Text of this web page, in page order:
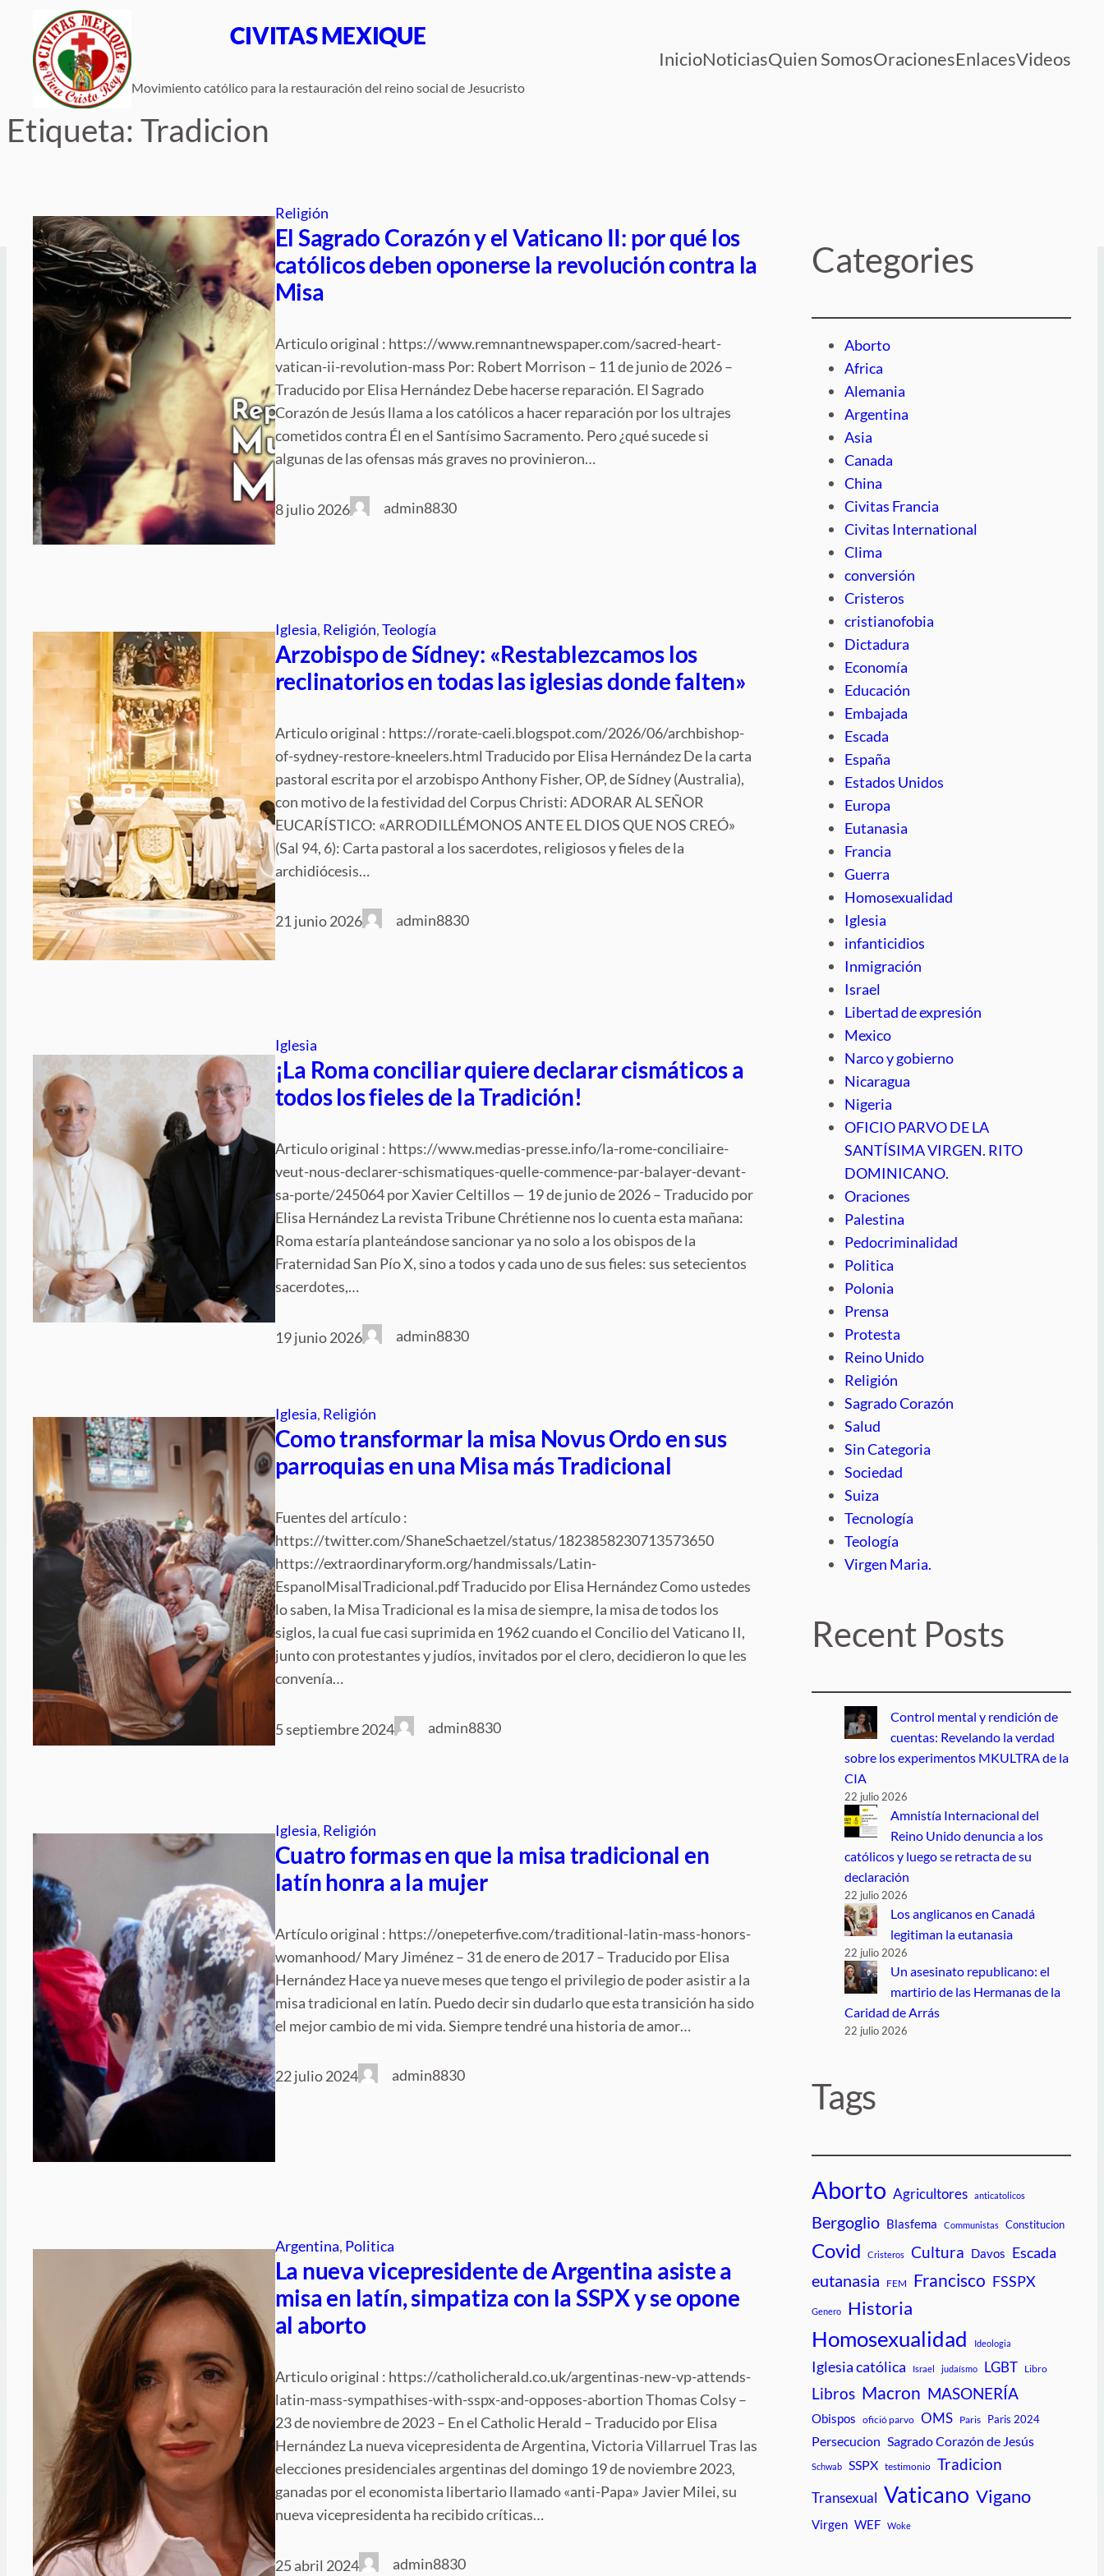
contenido
CIVITAS MEXIQUE
Movimiento católico para la restauración del reino social de Jesucristo
InicioNoticiasQuien SomosOracionesEnlacesVideos
Etiqueta: Tradicion
Religión
El Sagrado Corazón y el Vaticano II: por qué los
católicos deben oponerse la revolución contra la
Misa
Articulo original : https://www.remnantnewspaper.com/sacred-heart-
vatican-ii-revolution-mass Por: Robert Morrison – 11 de junio de 2026 –
Traducido por Elisa Hernández Debe hacerse reparación. El Sagrado
Corazón de Jesús llama a los católicos a hacer reparación por los ultrajes
cometidos contra Él en el Santísimo Sacramento. Pero ¿qué sucede si
algunas de las ofensas más graves no provinieron…
8 julio 2026 admin8830
Iglesia, Religión, Teología
Arzobispo de Sídney: «Restablezcamos los
reclinatorios en todas las iglesias donde falten»
Articulo original : https://rorate-caeli.blogspot.com/2026/06/archbishop-
of-sydney-restore-kneelers.html Traducido por Elisa Hernández De la carta
pastoral escrita por el arzobispo Anthony Fisher, OP, de Sídney (Australia),
con motivo de la festividad del Corpus Christi: ADORAR AL SEÑOR
EUCARÍSTICO: «ARRODILLÉMONOS ANTE EL DIOS QUE NOS CREÓ»
(Sal 94, 6): Carta pastoral a los sacerdotes, religiosos y fieles de la
archidiócesis…
21 junio 2026 admin8830
Iglesia
¡La Roma conciliar quiere declarar cismáticos a
todos los fieles de la Tradición!
Articulo original : https://www.medias-presse.info/la-rome-conciliaire-
veut-nous-declarer-schismatiques-quelle-commence-par-balayer-devant-
sa-porte/245064 por Xavier Celtillos — 19 de junio de 2026 – Traducido por
Elisa Hernández La revista Tribune Chrétienne nos lo cuenta esta mañana:
Roma estaría planteándose sancionar ya no solo a los obispos de la
Fraternidad San Pío X, sino a todos y cada uno de sus fieles: sus setecientos
sacerdotes,…
19 junio 2026 admin8830
Iglesia, Religión
Como transformar la misa Novus Ordo en sus
parroquias en una Misa más Tradicional
Fuentes del artículo :
https://twitter.com/ShaneSchaetzel/status/1823858230713573650
https://extraordinaryform.org/handmissals/Latin-
EspanolMisalTradicional.pdf Traducido por Elisa Hernández Como ustedes
lo saben, la Misa Tradicional es la misa de siempre, la misa de todos los
siglos, la cual fue casi suprimida en 1962 cuando el Concilio del Vaticano II,
junto con protestantes y judíos, invitados por el clero, decidieron lo que les
convenía…
5 septiembre 2024 admin8830
Iglesia, Religión
Cuatro formas en que la misa tradicional en
latín honra a la mujer
Artículo original : https://onepeterfive.com/traditional-latin-mass-honors-
womanhood/ Mary Jiménez – 31 de enero de 2017 – Traducido por Elisa
Hernández Hace ya nueve meses que tengo el privilegio de poder asistir a la
misa tradicional en latín. Puedo decir sin dudarlo que esta transición ha sido
el mejor cambio de mi vida. Siempre tendré una historia de amor…
22 julio 2024 admin8830
Argentina, Politica
La nueva vicepresidente de Argentina asiste a
misa en latín, simpatiza con la SSPX y se opone
al aborto
Articulo original : https://catholicherald.co.uk/argentinas-new-vp-attends-
latin-mass-sympathises-with-sspx-and-opposes-abortion Thomas Colsy –
23 de noviembre de 2023 – En el Catholic Herald – Traducido por Elisa
Hernández La nueva vicepresidenta de Argentina, Victoria Villarruel Tras las
elecciones presidenciales argentinas del domingo 19 de noviembre 2023,
ganadas por el economista libertario llamado «anti-Papa» Javier Milei, su
nueva vicepresidenta ha recibido críticas…
25 abril 2024 admin8830
Categories
Aborto
Africa
Alemania
Argentina
Asia
Canada
China
Civitas Francia
Civitas International
Clima
conversión
Cristeros
cristianofobia
Dictadura
Economía
Educación
Embajada
Escada
España
Estados Unidos
Europa
Eutanasia
Francia
Guerra
Homosexualidad
Iglesia
infanticidios
Inmigración
Israel
Libertad de expresión
Mexico
Narco y gobierno
Nicaragua
Nigeria
OFICIO PARVO DE LA
SANTÍSIMA VIRGEN. RITO
DOMINICANO.
Oraciones
Palestina
Pedocriminalidad
Politica
Polonia
Prensa
Protesta
Reino Unido
Religión
Sagrado Corazón
Salud
Sin Categoria
Sociedad
Suiza
Tecnología
Teología
Virgen Maria.
Recent Posts
Control mental y rendición de
cuentas: Revelando la verdad
sobre los experimentos MKULTRA de la
CIA
22 julio 2026
Amnistía Internacional del
Reino Unido denuncia a los
católicos y luego se retracta de su
declaración
22 julio 2026
Los anglicanos en Canadá
legitiman la eutanasia
22 julio 2026
Un asesinato republicano: el
martirio de las Hermanas de la
Caridad de Arrás
22 julio 2026
Tags
Aborto Agricultores anticatolicos
Bergoglio Blasfema Communistas Constitucion
Covid Cristeros Cultura Davos Escada
eutanasia FEM Francisco FSSPX
Genero Historia
Homosexualidad Ideologia
Iglesia católica Israel judaísmo LGBT Libro
Libros Macron MASONERÍA
Obispos ofició parvo OMS Paris Paris 2024
Persecucion Sagrado Corazón de Jesús
Schwab SSPX testimonio Tradicion
Transexual Vaticano Vigano
Virgen WEF Woke